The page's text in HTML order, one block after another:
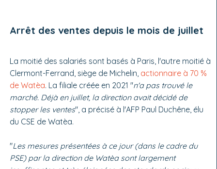
Arrêt des ventes depuis le mois de juillet
La moitié des salariés sont basés à Paris, l'autre moitié à
Clermont-Ferrand, siège de Michelin, actionnaire à 70 %
de Watèa. La filiale créée en 2021 "n'a pas trouvé le
marché. Déjà en juillet, la direction avait décidé de
stopper les ventes", a précisé à l'AFP Paul Duchêne, élu
du CSE de Watèa.
"Les mesures présentées à ce jour (dans le cadre du
PSE) par la direction de Watèa sont largement